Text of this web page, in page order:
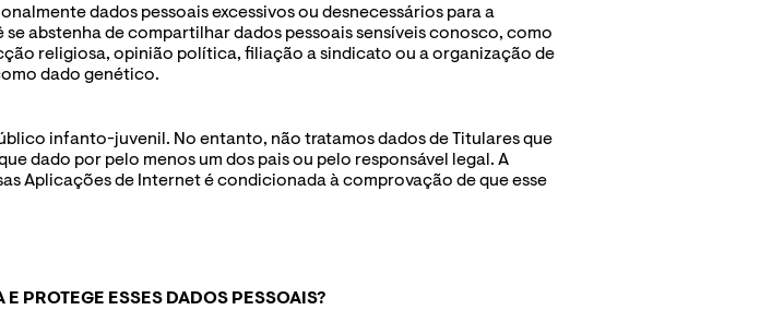
dados pessoais excessivos ou desnecessários para a
abstenha de compartilhar dados pessoais sensíveis conosco, como
religiosa, opinião política, filiação a sindicato ou a organização de
dado genético.
infanto-juvenil. No entanto, não tratamos dados de Titulares que
dado por pelo menos um dos pais ou pelo responsável legal. A
Aplicações de Internet é condicionada à comprovação de que esse
PROTEGE ESSES DADOS PESSOAIS?